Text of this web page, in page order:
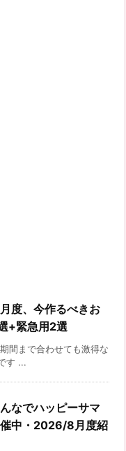
度、今作るべきお
+緊急用2選
間まで合わせても激得な
す ...
なでハッピーサマ
中・2026/8月度紹